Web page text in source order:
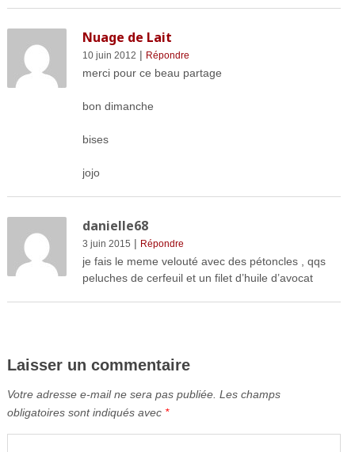
Nuage de Lait
10 juin 2012 | Répondre
merci pour ce beau partage
bon dimanche
bises
jojo
danielle68
3 juin 2015 | Répondre
je fais le meme velouté avec des pétoncles , qqs
peluches de cerfeuil et un filet d’huile d’avocat
Laisser un commentaire
Votre adresse e-mail ne sera pas publiée. Les champs
obligatoires sont indiqués avec *